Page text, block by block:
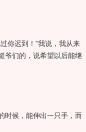
你迟到！”我说，我从来
爷们的，说希望以后能继
候，能伸出一只手，而